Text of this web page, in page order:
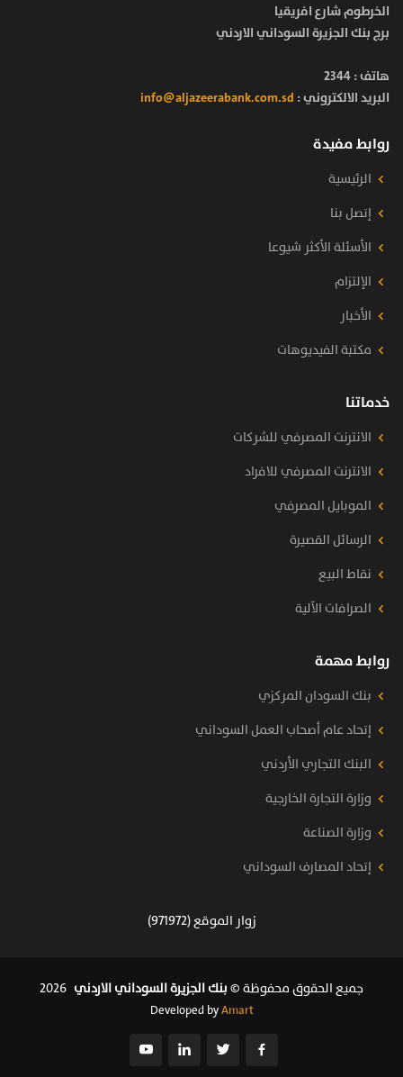
الخرطوم شارع افريقيا
برج بنك الجزيرة السوداني الاردني
هاتف :2344
البريد الالكتروني : info@aljazeerabank.com.sd
روابط مفيدة
الرئيسية
إتصل بنا
الأسئلة الأكثر شيوعا
الإلتزام
الأخبار
مكتبة الفيديوهات
خدماتنا
الانترنت المصرفي للشركات
الانترنت المصرفي للافراد
الموبايل المصرفي
الرسائل القصيرة
نقاط البيع
الصرافات الآلية
روابط مهمة
بنك السودان المركزي
إتحاد عام أصحاب العمل السوداني
البنك التجاري الأردني
وزارة التجارة الخارجية
وزارة الصناعة
إتحاد المصارف السوداني
زوار الموقع (971972)
جميع الحقوق محفوظة ©بنك الجزيرة السوداني الاردني
Developed byAmart